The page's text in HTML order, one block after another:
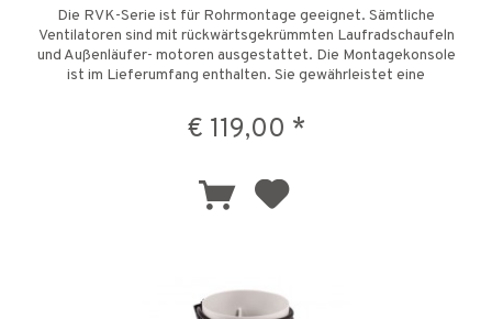
Die RVK-Serie ist für Rohrmontage geeignet. Sämtliche
Ventilatoren sind mit rückwärtsgekrümmten Laufradschaufeln
und Außenläufer- motoren ausgestattet. Die Montagekonsole
ist im Lieferumfang enthalten. Sie gewährleistet eine
€ 119,00 *